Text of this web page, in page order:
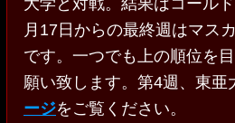
大学と対戦。結果はコール
月17日からの最終週はマス
です。一つでも上の順位を
願い致します。第4週、東亜
ージをご覧ください。